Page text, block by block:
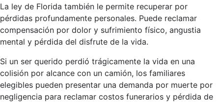
La ley de Florida también le permite recuperar por
pérdidas profundamente personales. Puede reclamar
compensación por dolor y sufrimiento físico, angustia
mental y pérdida del disfrute de la vida.
Si un ser querido perdió trágicamente la vida en una
colisión por alcance con un camión, los familiares
elegibles pueden presentar una demanda por muerte por
negligencia para reclamar costos funerarios y pérdida de